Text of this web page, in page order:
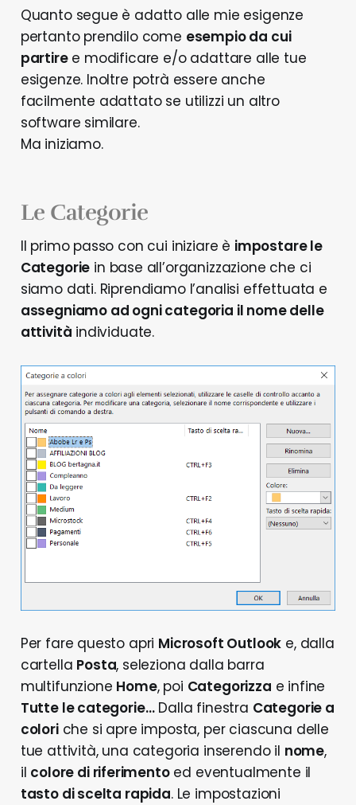
Quanto segue è adatto alle mie esigenze
pertanto prendilo come esempio da cui
partiree modificare e/o adattare alle tue
esigenze. Inoltre potrà essere anche
facilmente adattato se utilizzi un altro
software similare.
Ma iniziamo.
Le Categorie
Il primo passo con cui iniziare è impostare le
Categorie in base all’organizzazione che ci
siamo dati. Riprendiamo l’analisi effettuata e
assegniamo ad ogni categoria il nome delle
attività individuate.
Per fare questo apri Microsoft Outlook e, dalla
cartella Posta, seleziona dalla barra
multifunzione Home, poi Categorizza e infine
Tutte le categorie…Dalla finestra Categorie a
coloriche si apre imposta, per ciascuna delle
tue attività, una categoria inserendo il nome,
il colore di riferimentoed eventualmente il
tasto di scelta rapida. Le impostazioni